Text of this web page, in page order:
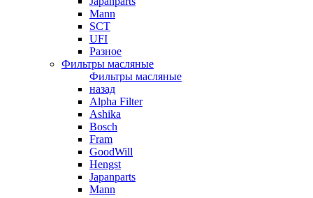
Mann
SCT
UFI
Разное
Фильтры масляные
Фильтры масляные
назад
Alpha Filter
Ashika
Bosch
Fram
GoodWill
Hengst
Japanparts
Mann